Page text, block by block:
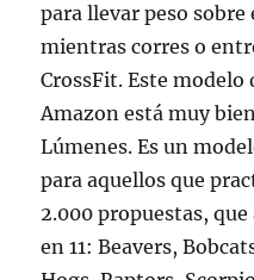
para llevar peso
mientras corres o
CrossFit. Este
Amazon está muy
Lúmenes. Es un
para aquellos que
2.000 propuestas,
en 11: Beavers,